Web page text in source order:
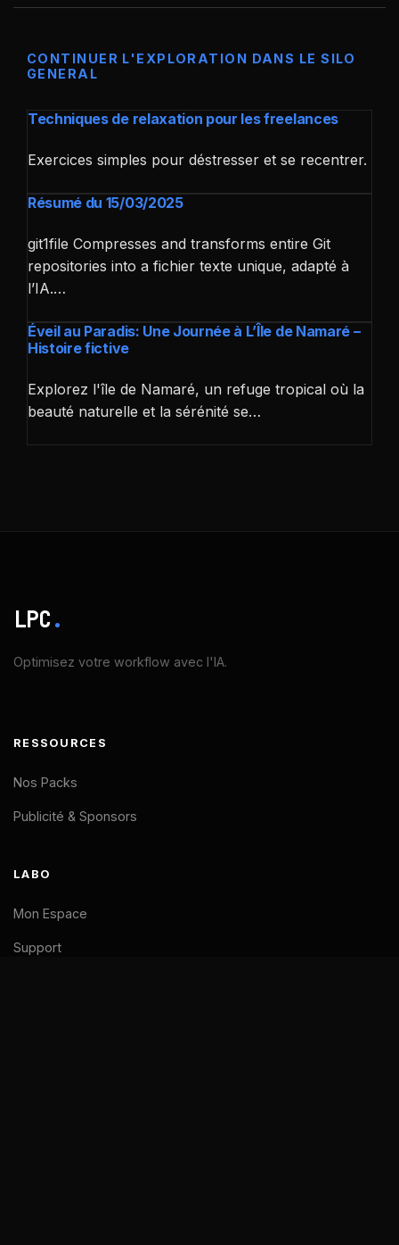
CONTINUER L'EXPLORATION DANS LE SILO
GENERAL
Techniques de relaxation pour les freelances
Exercices simples pour déstresser et se recentrer.
Résumé du 15/03/2025
git1file Compresses and transforms entire Git
repositories into a fichier texte unique, adapté à
l’IA.…
Éveil au Paradis: Une Journée à L’Île de Namaré –
Histoire fictive
Explorez l'île de Namaré, un refuge tropical où la
beauté naturelle et la sérénité se…
LPC.
Optimisez votre workflow avec l'IA.
RESSOURCES
Nos Packs
Publicité & Sponsors
LABO
Mon Espace
Support